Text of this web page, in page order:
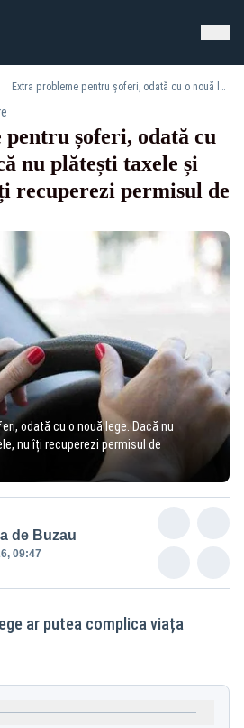
Extra probleme pentru șoferi, odată cu o nouă lege. Dacă nu plătești taxele și impozitele, nu îți recuperezi permisul de conducere
șoferi, odată cu
nu plătești taxele și
recuperezi permisul de
odată cu o nouă lege. Dacă nu
nu îți recuperezi permisul de
de Buzau
09:47
ar putea complica viața